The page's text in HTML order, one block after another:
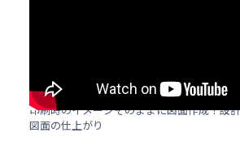
印刷時のイメージそのままに図面作成！設
図面の仕上がり